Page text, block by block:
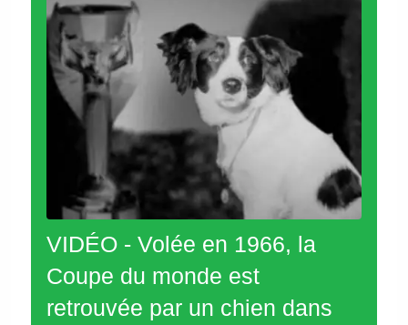
VIDÉO - Volée en 1966, la
Coupe du monde est
retrouvée par un chien dans